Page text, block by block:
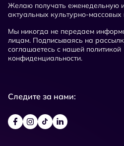
Желаю получать еженедельную
актуальных культурно-массовых
Мы никогда не передаем
лицам. Подписываясь на
соглашаетесь с нашей политикой
конфиденциальности.
Следите за нами: